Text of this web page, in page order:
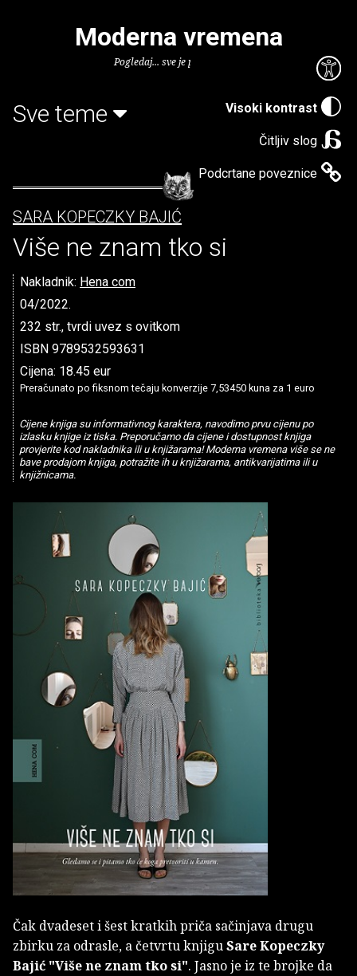
Visoki kontrast
Čitljiv slog
Podcrtane poveznice
Moderna vremena
Pogledaj... sve je puno knjiga.
Sve teme
SARA KOPECZKY BAJIĆ
Više ne znam tko si
Nakladnik: Hena com
04/2022.
232 str., tvrdi uvez s ovitkom
ISBN 9789532593631
Cijena: 18.45 eur
Preračunato po fiksnom tečaju konverzije 7,53450 kuna za 1 euro
Cijene knjiga su informativnog karaktera, navodimo prvu cijenu po
izlasku knjige iz tiska. Preporučamo da cijene i dostupnost knjiga
provjerite kod nakladnika ili u knjižarama! Moderna vremena više se ne
bave prodajom knjiga, potražite ih u knjižarama, antikvarijatima ili u
knjižnicama.
Čak dvadeset i šest kratkih priča sačinjava drugu
zbirku za odrasle, a četvrtu knjiguSare Kopeczky
Bajić "Više ne znam tko si". Jasno je iz te brojke da